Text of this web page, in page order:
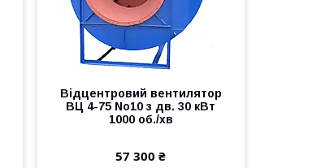
Відцентровий вентилятор
ВЦ 4-75 No10 з дв. 30 кВт
1000 об./хв
57 300 ₴